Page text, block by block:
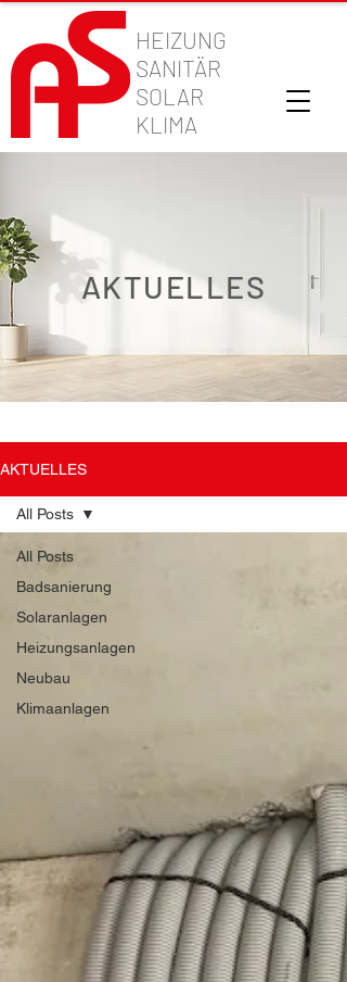
HEIZUNG
SANITÄR
SOLAR
KLIMA
AKTUELLES
AKTUELLES
All Posts
Badsanierung
Solaranlagen
Heizungsanlagen
Neubau
Klimaanlagen
All Posts